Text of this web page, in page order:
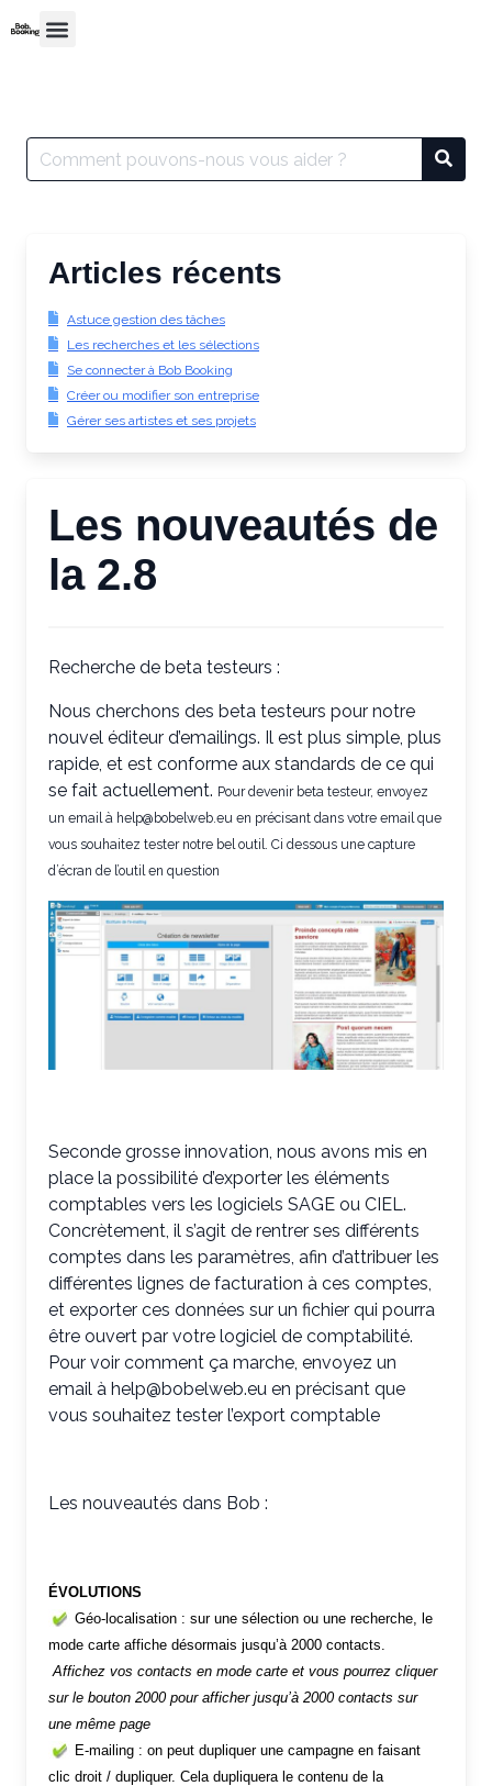
Articles récents
Astuce gestion des tâches
Les recherches et les sélections
Se connecter à Bob Booking
Créer ou modifier son entreprise
Gérer ses artistes et ses projets
Les nouveautés de
la 2.8
Recherche de beta testeurs :
Nous cherchons des beta testeurs pour notre
nouvel éditeur d’emailings. Il est plus simple, plus
rapide, et est conforme aux standards de ce qui
se fait actuellement. Pour devenir beta testeur, envoyez
un email à help@bobelweb.eu en précisant dans votre email que
vous souhaitez tester notre bel outil. Ci dessous une capture
d’écran de l’outil en question
Seconde grosse innovation, nous avons mis en
place la possibilité d’exporter les éléments
comptables vers les logiciels SAGE ou CIEL.
Concrètement, il s’agit de rentrer ses différents
comptes dans les paramètres, afin d’attribuer les
différentes lignes de facturation à ces comptes,
et exporter ces données sur un fichier qui pourra
être ouvert par votre logiciel de comptabilité.
Pour voir comment ça marche, envoyez un
email à help@bobelweb.eu en précisant que
vous souhaitez tester l’export comptable
Les nouveautés dans Bob :
ÉVOLUTIONS
Géo-localisation : sur une sélection ou une recherche, le
mode carte affiche désormais jusqu’à 2000 contacts.
Affichez vos contacts en mode carte et vous pourrez cliquer
sur le bouton 2000 pour afficher jusqu’à 2000 contacts sur
une même page
E-mailing : on peut dupliquer une campagne en faisant
clic droit / dupliquer. Cela dupliquera le contenu de la